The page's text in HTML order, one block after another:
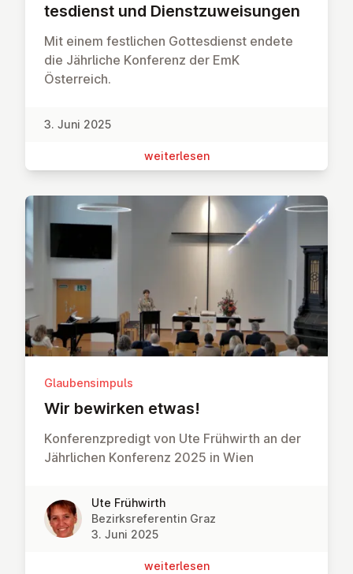
tes­dienst und Dienst­zu­wei­sun­gen
Mit einem festlichen Gottesdienst endete
die Jährliche Konferenz der EmK
Österreich.
3. Juni 2025
wei­ter­le­sen
Glaubensimpuls
Wir bewirken etwas!
Konferenzpredigt von Ute Frühwirth an der
Jährlichen Konferenz 2025 in Wien
Ute Frühwirth
Bezirksreferentin Graz
3. Juni 2025
wei­ter­le­sen